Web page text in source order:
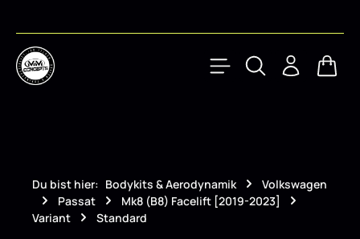
Du bist hier: Bodykits & Aerodynamik
Volkswagen
Passat
Mk8 (B8) Facelift [2019-2023]
Variant
Standard